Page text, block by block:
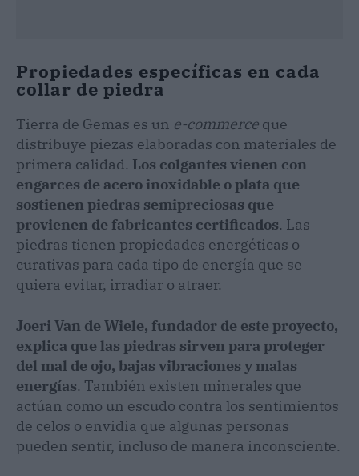
Propiedades específicas en cada
collar de piedra
Tierra de Gemas es un e-commerce que
distribuye piezas elaboradas con materiales de
primera calidad. Los colgantes vienen con
engarces de acero inoxidable o plata que
sostienen piedras semipreciosas que
provienen de fabricantes certificados. Las
piedras tienen propiedades energéticas o
curativas para cada tipo de energía que se
quiera evitar, irradiar o atraer.
Joeri Van de Wiele, fundador de este proyecto,
explica que las piedras sirven para proteger
del mal de ojo, bajas vibraciones y malas
energías. También existen minerales que
actúan como un escudo contra los sentimientos
de celos o envidia que algunas personas
pueden sentir, incluso de manera inconsciente.